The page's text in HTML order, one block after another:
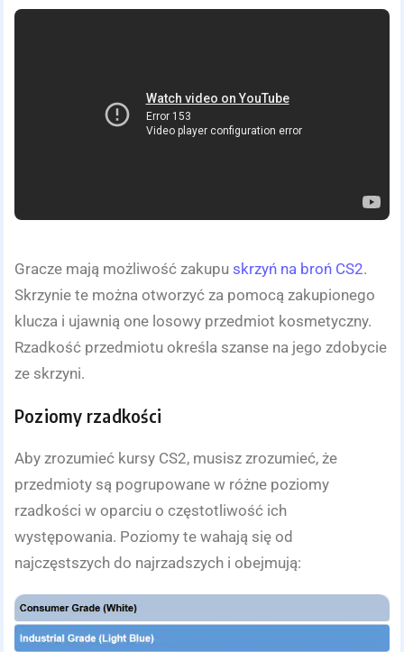
Gracze mają możliwość zakupu skrzyń na broń CS2.
Skrzynie te można otworzyć za pomocą zakupionego
klucza i ujawnią one losowy przedmiot kosmetyczny.
Rzadkość przedmiotu określa szanse na jego zdobycie
ze skrzyni.
Poziomy rzadkości
Aby zrozumieć kursy CS2, musisz zrozumieć, że
przedmioty są pogrupowane w różne poziomy
rzadkości w oparciu o częstotliwość ich
występowania. Poziomy te wahają się od
najczęstszych do najrzadszych i obejmują: